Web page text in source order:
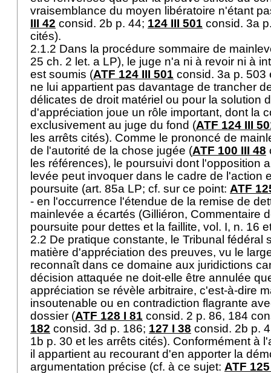
vraisemblance du moyen libératoire n'étant
III 42 consid. 2b p. 44; 124 III 501 consid. 3a
cités).
2.1.2 Dans la procédure sommaire de
25 ch. 2 let. a LP), le juge n'a ni à revoir ni à
est soumis (ATF 124 III 501 consid. 3a p. 503
ne lui appartient pas davantage de trancher
délicates de droit matériel ou pour la solution
d'appréciation joue un rôle important, dont la
exclusivement au juge du fond (ATF 124 III
les arrêts cités). Comme le prononcé de
de l'autorité de la chose jugée (ATF 100 III 48
les références), le poursuivi dont l'opposition
levée peut invoquer dans le cadre de l'action
poursuite (art. 85a LP; cf. sur ce point: ATF
- en l'occurrence l'étendue de la remise de
mainlevée a écartés (Gilliéron, Commentaire
poursuite pour dettes et la faillite, vol. I, n. 16
2.2 De pratique constante, le Tribunal fédéral
matière d'appréciation des preuves, vu le
reconnaît dans ce domaine aux juridictions
décision attaquée ne doit-elle être annulée
appréciation se révèle arbitraire, c'est-à-dire
insoutenable ou en contradiction flagrante
dossier (ATF 128 I 81 consid. 2 p. 86, 184
182 consid. 3d p. 186; 127 I 38 consid. 2b p.
1b p. 30 et les arrêts cités). Conformément à l'
il appartient au recourant d'en apporter la
argumentation précise (cf. à ce sujet: ATF